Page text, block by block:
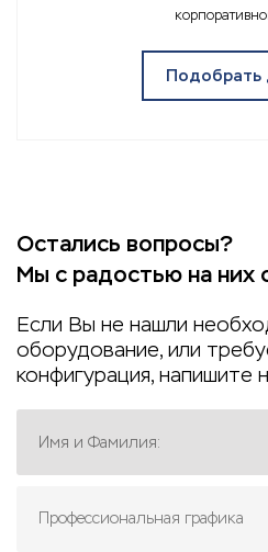
Подобрать
Остались вопросы?
Мы с радостью на них
Если Вы не нашли
оборудование, или
конфигурация, напишите
Имя и Фамилия:
Профессиональная графика